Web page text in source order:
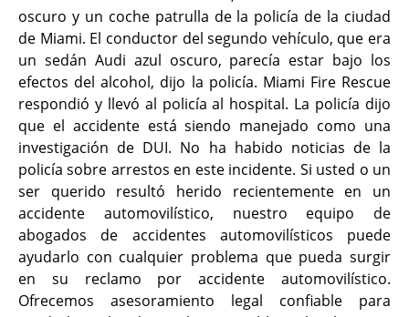
oscuro y un coche patrulla de la policía de la ciudad
de Miami. El conductor del segundo vehículo, que era
un sedán Audi azul oscuro, parecía estar bajo los
efectos del alcohol, dijo la policía. Miami Fire Rescue
respondió y llevó al policía al hospital. La policía dijo
que el accidente está siendo manejado como una
investigación de DUI. No ha habido noticias de la
policía sobre arrestos en este incidente. Si usted o un
ser querido resultó herido recientemente en un
accidente automovilístico, nuestro equipo de
abogados de accidentes automovilísticos puede
ayudarlo con cualquier problema que pueda surgir
en su reclamo por accidente automovilístico.
Ofrecemos asesoramiento legal confiable para